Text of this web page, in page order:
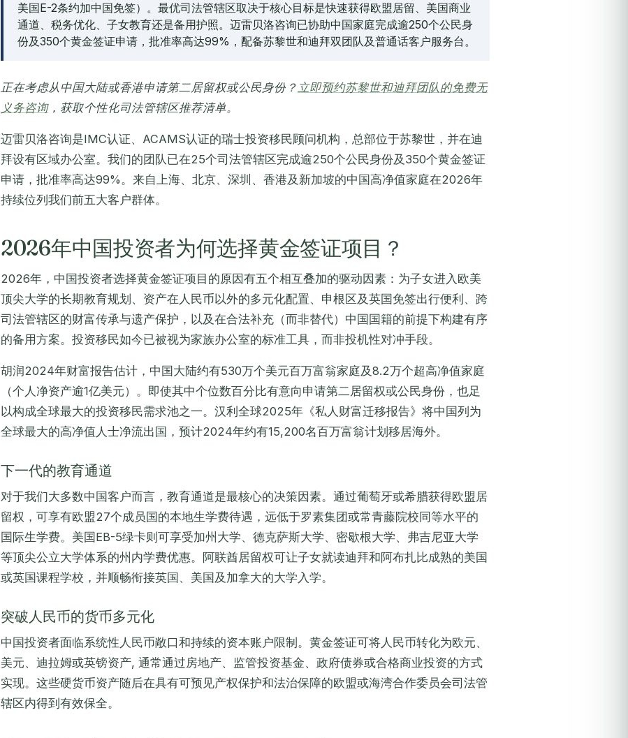
美国E-2条约加中国免签）。最优司法管辖区取决于核心目标是快速获得欧盟居留、美国商业
通道、税务优化、子女教育还是备用护照。迈雷贝洛咨询已协助中国家庭完成逾250个公民身
份及350个黄金签证申请，批准率高达99%，配备苏黎世和迪拜双团队及普通话客户服务台。
正在考虑从中国大陆或香港申请第二居留权或公民身份？ 立即预约苏黎世和迪拜团队的免费无
义务咨询，获取个性化司法管辖区推荐清单。
迈雷贝洛咨询是IMC认证、ACAMS认证的瑞士投资移民顾问机构，总部位于苏黎世，并在迪
拜设有区域办公室。我们的团队已在25个司法管辖区完成逾250个公民身份及350个黄金签证
申请，批准率高达99%。来自上海、北京、深圳、香港及新加坡的中国高净值家庭在2026年
持续位列我们前五大客户群体。
2026年中国投资者为何选择黄金签证项目？
2026年，中国投资者选择黄金签证项目的原因有五个相互叠加的驱动因素：为子女进入欧美
顶尖大学的长期教育规划、资产在人民币以外的多元化配置、申根区及英国免签出行便利、跨
司法管辖区的财富传承与遗产保护，以及在合法补充（而非替代）中国国籍的前提下构建有序
的备用方案。投资移民如今已被视为家族办公室的标准工具，而非投机性对冲手段。
胡润2024年财富报告估计，中国大陆约有530万个美元百万富翁家庭及8.2万个超高净值家庭
（个人净资产逾1亿美元）。即使其中个位数百分比有意向申请第二居留权或公民身份，也足
以构成全球最大的投资移民需求池之一。汉利全球2025年《私人财富迁移报告》将中国列为
全球最大的高净值人士净流出国，预计2024年约有15,200名百万富翁计划移居海外。
下一代的教育通道
对于我们大多数中国客户而言，教育通道是最核心的决策因素。通过葡萄牙或希腊获得欧盟居
留权，可享有欧盟27个成员国的本地生学费待遇，远低于罗素集团或常青藤院校同等水平的
国际生学费。美国EB-5绿卡则可享受加州大学、德克萨斯大学、密歇根大学、弗吉尼亚大学
等顶尖公立大学体系的州内学费优惠。阿联酋居留权可让子女就读迪拜和阿布扎比成熟的美国
或英国课程学校，并顺畅衔接英国、美国及加拿大的大学入学。
突破人民币的货币多元化
中国投资者面临系统性人民币敞口和持续的资本账户限制。黄金签证可将人民币转化为欧元、
美元、迪拉姆或英镑资产, 通常通过房地产、监管投资基金、政府债券或合格商业投资的方式
实现。这些硬货币资产随后在具有可预见产权保护和法治保障的欧盟或海湾合作委员会司法管
辖区内得到有效保全。